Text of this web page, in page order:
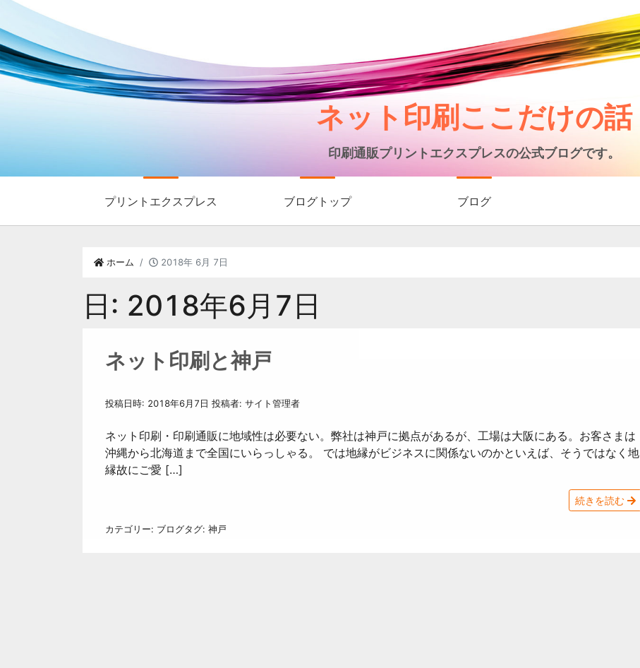
ネット印刷ここだけの話
印刷通販プリントエクスプレスの公式ブログです。
プリントエクスプレス ブログトップ ブログ
ホーム 2018年 6月 7日
日: 2018年6月7日
ネット印刷と神戸
投稿日時: 2018年6月7日 投稿者: サイト管理者
ネット印刷・印刷通販に地域性は必要ない。弊社は神戸に拠点があるが、工場は大阪にある。お客さまは
沖縄から北海道まで全国にいらっしゃる。 では地縁がビジネスに関係ないのかといえば、そうではなく地
縁故にご愛 […]
続きを読む
カテゴリー: ブログタグ: 神戸